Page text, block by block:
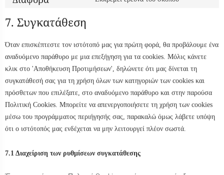
7. Συγκατάθεση
Όταν επισκέπτεστε τον ιστότοπό μας για πρώτη φορά, θα προβάλουμε ένα
αναδυόμενο παράθυρο με μια επεξήγηση για τα cookies. Μόλις κάνετε
κλικ στο 'Αποθήκευση Προτιμήσεων', δηλώνετε ότι μας δίνεται τη
συγκατάθεσή σας για τη χρήση όλων των κατηγοριών των cookies και
πρόσθετων που επιλέξατε, στο αναδυόμενο παράθυρο και στην παρούσα
Πολιτική Cookies. Μπορείτε να απενεργοποιήσετε τη χρήση των cookies
μέσω του προγράμματος περιήγησής σας, παρακαλώ όμως λάβετε υπόψη
ότι ο ιστότοπός μας ενδέχεται να μην λειτουργεί πλέον σωστά.
7.1 Διαχείριση των ρυθμίσεων συγκατάθεσης